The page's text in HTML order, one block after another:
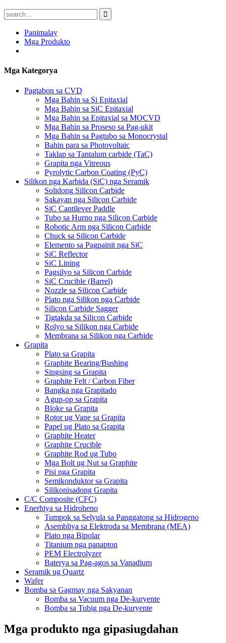
Panimalay
Mga Produkto
Mga Kategorya
Pagtabon sa CVD
Mga Bahin sa Si Epitaxial
Mga Bahin sa SiC Epitaxial
Mga Bahin sa Epitaxial sa MOCVD
Mga Bahin sa Proseso sa Pag-ukit
Mga Bahin sa Pagtubo sa Monocrystal
Bahin para sa Photovoltaic
Taklap sa Tantalum carbide (TaC)
Grapita nga Vitreous
Pyrolytic Carbon Coating (PyC)
Silikon nga Karbida (SiC) nga Seramik
Solidong Silicon Carbide
Sakayan nga Silicon Carbide
SiC Cantilever Paddle
Tubo sa Hurno nga Silicon Carbide
Robotic Arm nga Silicon Carbide
Chuck sa Silicon Carbide
Elemento sa Pagpainit nga SiC
SiC Reflector
SiC Lining
Pagsilyo sa Silicon Carbide
SiC Crucible (Barrel)
Nozzle sa Silicon Carbide
Plato nga Silikon nga Carbide
Silicon Carbide Sagger
Tigtakda sa Silicon Carbide
Rolyo sa Silikon nga Carbide
Membrana sa Silikon nga Carbide
Grapita
Plato sa Grapita
Graphite Bearing/Bushing
Singsing sa Grapita
Graphite Felt / Carbon Fiber
Bangka nga Grapitado
Agup-op sa Grapita
Bloke sa Grapita
Rotor ug Vane sa Grapita
Papel ug Plato sa Grapita
Graphite Heater
Graphite Crucible
Graphite Rod ug Tubo
Mga Bolt ug Nut sa Graphite
Pisi nga Grapita
Semikonduktor sa Grapita
Silikonisadong Grapita
C/C Composite (CFC)
Enerhiya sa Hidroheno
Tumpok sa Selyula sa Panggatong sa Hidrogeno
Asembliya sa Elektroda sa Membrana (MEA)
Plato nga Bipolar
Titanium nga panapton
PEM Electrolyzer
Baterya sa Pag-agos sa Vanadium
Seramik ug Quartz
Wafer
Bomba sa Gagmay nga Sakyanan
Bomba sa Vacuum nga De-kuryente
Bomba sa Tubig nga De-kuryente
Mga produkto nga gipasiugdahan